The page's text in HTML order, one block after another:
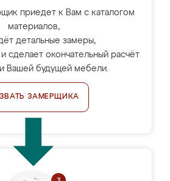
приедет к Вам с каталогом
материалов,
детальные замеры,
сделает окончательный расчёт
Вашей будущей мебели.
ЗАМЕРЩИКА